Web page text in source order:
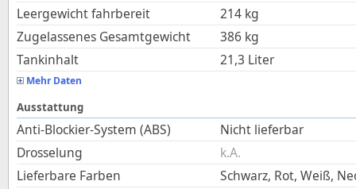
Leergewicht fahrbereit
214 kg
Zugelassenes Gesamtgewicht
386 kg
Tankinhalt
21,3 Liter
Mehr Daten
Ausstattung
Anti-Blockier-System (ABS)
Nicht lieferbar
Drosselung
k.A.
Lieferbare Farben
Schwarz, Rot, Weiß,